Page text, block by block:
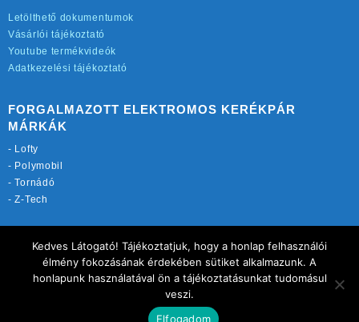
Letölthető dokumentumok
Vásárlói tájékoztató
Youtube termékvideók
Adatkezelési tájékoztató
FORGALMAZOTT ELEKTROMOS KERÉKPÁR
MÁRKÁK
- Lofty
- Polymobil
-Tornádó
-Z-Tech
rekordmobil.hu
elektromos-kerekparbolt.hu
motorkerekparalkatreszek.hu
Kedves Látogató! Tájékoztatjuk, hogy a honlap felhasználói
élmény fokozásának érdekében sütiket alkalmazunk. A
honlapunk használatával ön a tájékoztatásunkat tudomásul
veszi.
Elfogadom